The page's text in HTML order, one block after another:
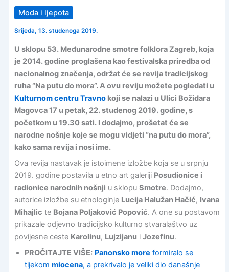
Moda i ljepota
Srijeda, 13. studenoga 2019.
U sklopu 53. Međunarodne smotre folklora Zagreb, koja
je 2014. godine proglašena kao festivalska priredba od
nacionalnog značenja, održat će se revija tradicijskog
ruha “Na putu do mora”. A ovu reviju možete pogledati u
Kulturnom centru Travnokoji se nalazi u Ulici Božidara
Magovca 17 u petak, 22. studenog 2019. godine, s
početkom u 19.30 sati. I dodajmo, prošetat će se
narodne nošnje koje se mogu vidjeti “na putu do mora”,
kako sama revija i nosi ime.
Ova revija nastavak je istoimene izložbe koja se u srpnju
2019. godine postavila u etno art galeriji Posudionice i
radionice narodnih nošnji u sklopu Smotre. Dodajmo,
autorice izložbe su etnologinje Lucija Halužan Hačić, Ivana
Mihajlic te Bojana Poljaković Popović. A one su postavom
prikazale odjevno tradicijsko kulturno stvaralaštvo uz
povijesne ceste Karolinu, Lujzijanu i Jozefinu.
PROČITAJTE VIŠE: Panonsko more formiralo se
tijekom miocena, a prekrivalo je veliki dio današnje